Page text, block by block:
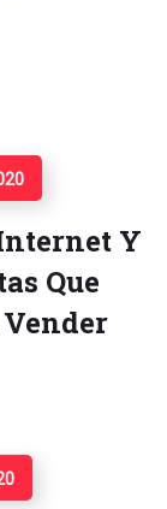
Y
Que